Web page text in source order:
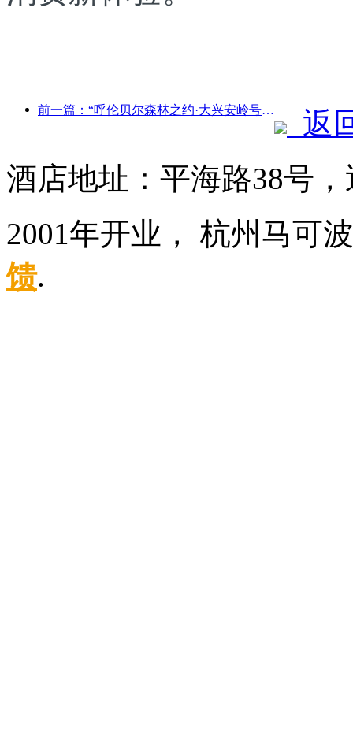
前一篇：“呼伦贝尔森林之约·大兴安岭号--星光列车·天翼之旅”旅游专列首发
返
酒店地址：平海路38号
2001年开业， 杭州马
馈.